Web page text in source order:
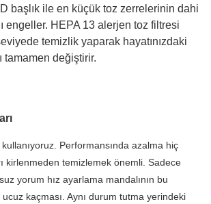
başlık ile en küçük toz zerrelerinin dahi
engeller. HEPA 13 alerjen toz filtresi
temizlik yaparak hayatınızdaki
tamamen değiştirir.
kullanıyoruz. Performansında azalma hiç
kirlenmeden temizlemek önemli. Sadece
yorum hız ayarlama mandalının bu
kaçması. Aynı durum tutma yerindeki